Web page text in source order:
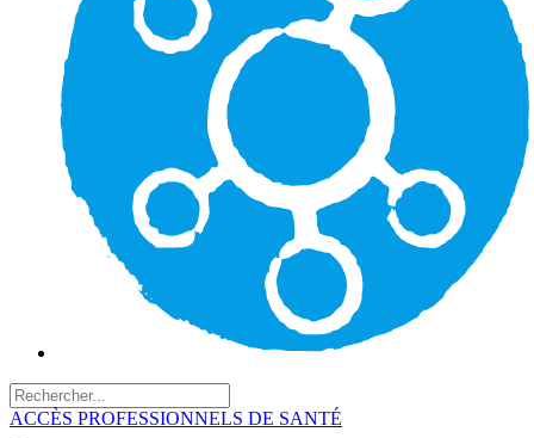
ACCÈS PROFESSIONNELS DE SANTÉ